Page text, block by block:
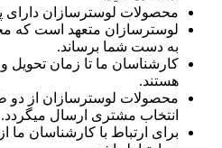
محصولات لوسترسازان
لوسترسازان متعهد است که
به دست شما برساند.
کارشناسان ما تا زمان
هستند.
محصولات لوسترسازان از دو
انتخاب مشتری ارسال میگردد.